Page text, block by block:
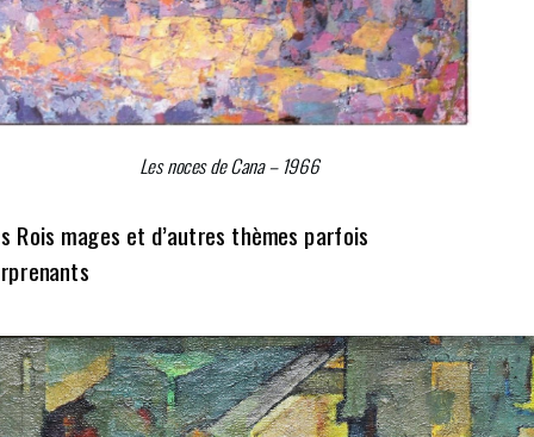
Les noces de Cana – 1966
Rois mages et d’autres thèmes parfois